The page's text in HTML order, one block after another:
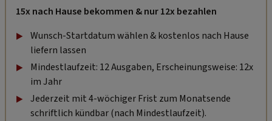
15x nach Hause bekommen & nur 12x bezahlen
Wunsch-Startdatum wählen & kostenlos nach Hause
liefern lassen
Mindestlaufzeit: 12 Ausgaben, Erscheinungsweise: 12x
im Jahr
Jederzeit mit 4-wöchiger Frist zum Monatsende
schriftlich kündbar (nach Mindestlaufzeit).